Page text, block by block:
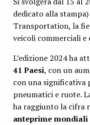
dedicato alla
Transportation, la
veicoli commerciali
L’edizione 2024 ha
41 Paesi, con un
con una significativa
pneumatici e ruote.
ha raggiunto la cifra
anteprime mondiali